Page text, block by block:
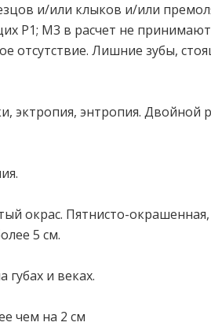
и/или клыков и/или
Р1; М3 в расчет не
отсутствие. Лишние зубы,
эктропия, энтропия. Двойной
окрас. Пятнисто-
5 см.
и веках.
чем на 2 см